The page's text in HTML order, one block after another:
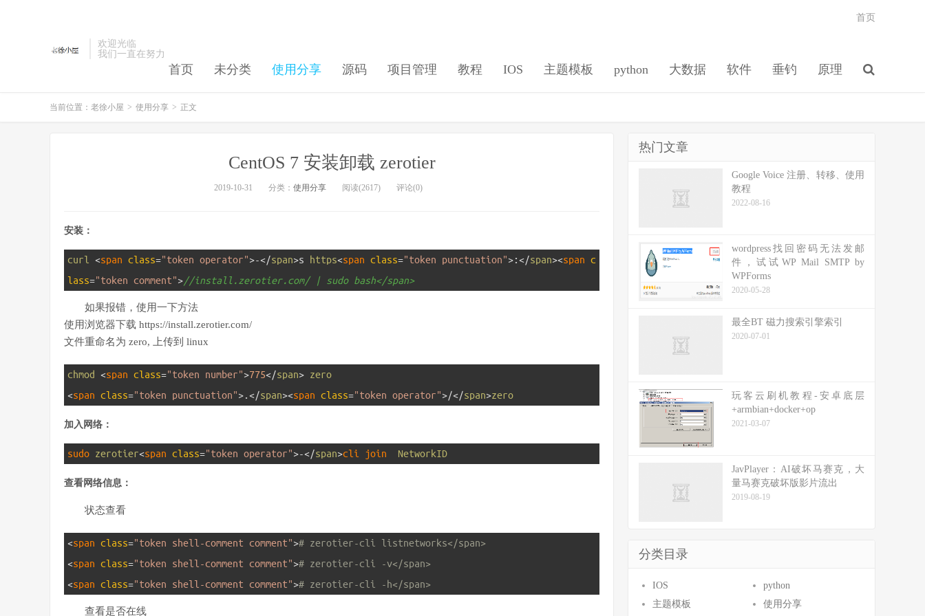
欢迎光临
我们一直在努力
首页 未分类 使用分享 源码 项目管理 教程 IOS 主题模板 python 大数据 软件 垂钓 原理
首页
当前位置： 老徐小屋 > 使用分享 > 正文
CentOS 7 安装卸载 zerotier
2019-10-31 分类： 使用分享 阅读(2617) 评论(0)
安装：
curl <span class="token operator">-</span>s https<span class="token punctuation">:</span><span c
lass="token comment">//install.zerotier.com/ | sudo bash</span>
如果报错，使用一下方法
使用浏览器下载 https://install.zerotier.com/
文件重命名为 zero, 上传到 linux
chmod <span class="token number">775</span> zero
<span class="token punctuation">.</span><span class="token operator">/</span>zero
加入网络：
sudo zerotier<span class="token operator">-</span>cli join NetworkID
查看网络信息：
状态查看
<span class="token shell-comment comment"># zerotier-cli listnetworks</span>
<span class="token shell-comment comment"># zerotier-cli -v</span>
<span class="token shell-comment comment"># zerotier-cli -h</span>
查看是否在线
热门文章
Google Voice 注册、转移、使用
教程
2022-08-16
wordpress找回密码无法发邮
件，试试WP Mail SMTP by
WPForms
2020-05-28
最全BT 磁力搜索引擎索引
2020-07-01
玩客云刷机教程-安卓底层
+armbian+docker+op
2021-03-07
JavPlayer：AI破坏马赛克，大
量马赛克破坏版影片流出
2019-08-19
分类目录
IOS
python
主题模板
使用分享